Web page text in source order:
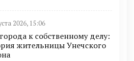
2026, 15:06
к собственному делу:
жительницы Унечского